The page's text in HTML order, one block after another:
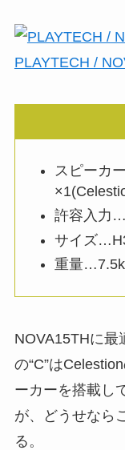
PLAYTECH /
スピーカ
許容入力
サイズ
重量
NOVA15THに最
の“C”は
ーカーを搭載し
が、どうせなら
る。